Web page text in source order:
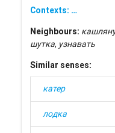
Contexts: …
Neighbours:
шутка, узнавать
Similar senses:
катер
лодка